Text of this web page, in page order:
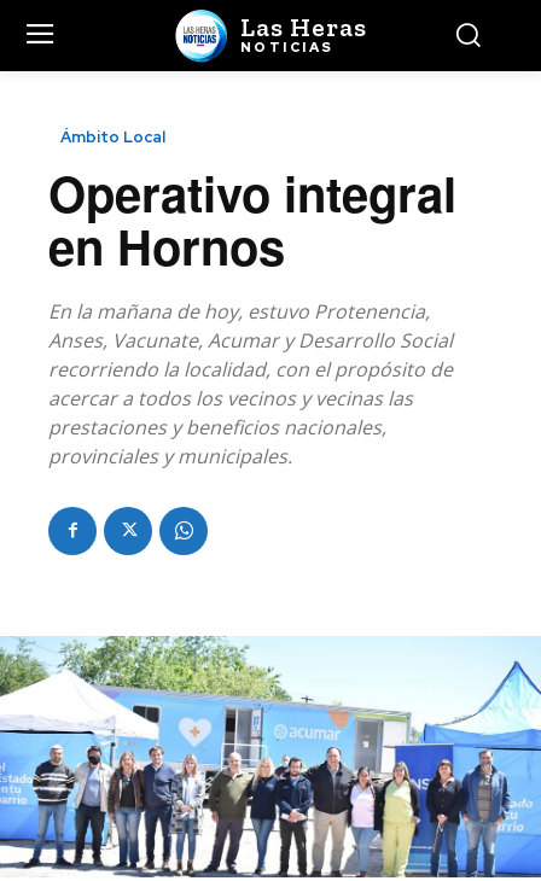
Las Heras
NOTICIAS
Ámbito Local
Operativo integral
en Hornos
En la mañana de hoy, estuvo Protenencia,
Anses, Vacunate, Acumar y Desarrollo Social
recorriendo la localidad, con el propósito de
acercar a todos los vecinos y vecinas las
prestaciones y beneficios nacionales,
provinciales y municipales.